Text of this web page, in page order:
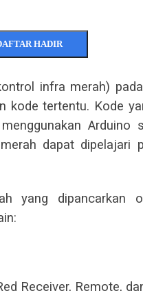
HADIR
infra merah)
kode tertentu. Kode
Arduino
dapat dipelajari
yang dipancarkan
Receiver, Remote,